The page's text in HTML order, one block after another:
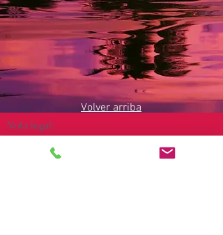
Volver arriba
Nota legal:
Debido a las leyes que rigen las
demostraciones de mediumnidad, las lecturas